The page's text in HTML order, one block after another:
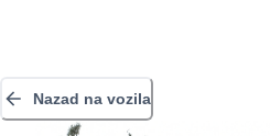
Nazad na vozila